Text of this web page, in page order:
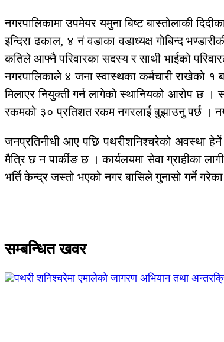
नगरपालिकामा उपमेयर यमुना बिष्ट बास्तोलाकी
इन्दिरा ढकाल, ४ नं वडाका वडाध्यक्ष गोबिन्द
कतिले आफ्नै परिवारका सदस्य र साथी भाईको
नगरपालिकाले ४ जना स्वास्थका कर्मचारी राखेको
मिलाएर नियुक्ती गर्न लागेको स्थानियको आरोप छ
रकमको ३० प्रतिशत रकम नगरलाई बुझाउनु पर्छ ।
जनप्रतिनीधी आए पछि पथरीशनिश्चरेको अवस्था
मैत्रि छ न पार्कीङ छ । कार्यलयमा सेवा ग्राहीका
भर्ति केन्द्र जस्तो भएको नगर बासिले गुनासो गर्ने
सम्बन्धित खवर